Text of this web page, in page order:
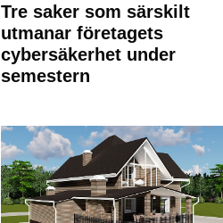
Tre saker som särskilt
utmanar företagets
cybersäkerhet under
semestern